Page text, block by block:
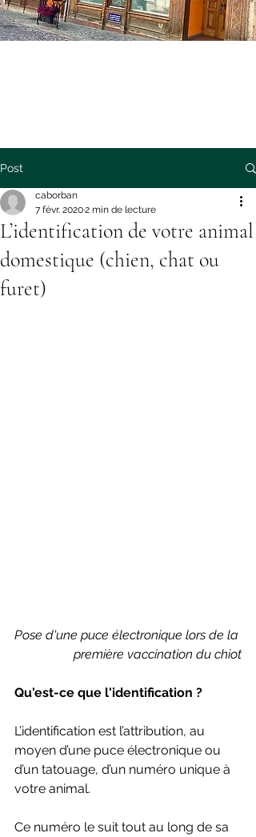
Post
L’identification de votre animal
domestique (chien, chat ou
furet)
caborban
7 févr. 20202 min de lecture
Pose d'une puce électronique lors de la
première vaccination du chiot
Qu'est-ce que l'identification ?
L’identification est l’attribution, au
moyen d’une puce électronique ou
d’un tatouage, d’un numéro unique à
votre animal.
Ce numéro le suit tout au long de sa